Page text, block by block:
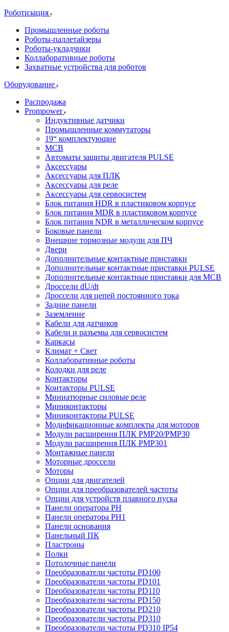
Роботизация
Промышленные роботы
Роботы-паллетайзеры
Роботы-укладчики
Коллаборативные роботы
Захватные устройства для роботов
Оборудование
Распродажа
Prompower
Индуктивные датчики
Промышленные коммутаторы
19“ комплектующие
MCB
Автоматы защиты двигателя PULSE
Аксессуары
Аксессуары для ПЛК
Аксессуары для реле
Аксессуары для сервосистем
Блок питания HDR в пластиковом корпусе
Блок питания MDR в пластиковом корпусе
Блок питания NDR в металлическом корпусе
Боковые панели
Внешние тормозные модули для ПЧ
Двери
Дополнительные контактные приставки
Дополнительные контактные приставки PULSE
Дополнительные контактные приставки для MCB
Дроссели dU/dt
Дроссели для цепей постоянного тока
Задние панели
Заземление
Кабели для датчиков
Кабели и разъемы для сервосистем
Каркасы
Климат + Свет
Коллаборативные роботы
Колодки для реле
Контакторы
Контакторы PULSE
Миниатюрные силовые реле
Миниконтакторы
Миниконтакторы PULSE
Модификационные комплекты для моторов
Модули расширения ПЛК PMP20/PMP30
Модули расширения ПЛК PMP301
Монтажные панели
Моторные дроссели
Моторы
Опции для двигателей
Опции для преобразователей частоты
Опции для устройств плавного пуска
Панели оператора PH
Панели оператора PH1
Панели основания
Панельный ПК
Пластроны
Полки
Потолочные панели
Преобразователи частоты PD100
Преобразователи частоты PD101
Преобразователи частоты PD110
Преобразователи частоты PD150
Преобразователи частоты PD210
Преобразователи частоты PD310
Преобразователи частоты PD310 IP54